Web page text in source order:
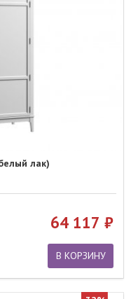
лак)
64 117
В КОРЗИНУ